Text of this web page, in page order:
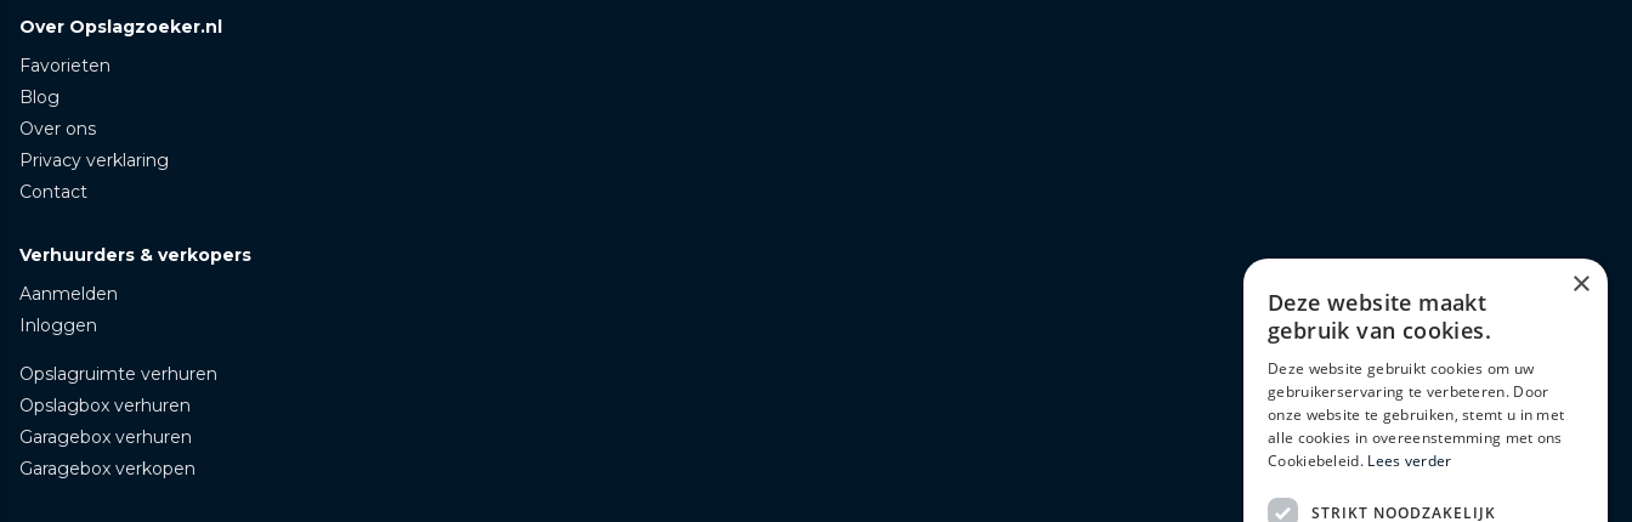
Over Opslagzoeker.nl
Favorieten
Blog
Over ons
Privacy verklaring
Contact
Verhuurders & verkopers
Aanmelden
Inloggen
Opslagruimte verhuren
Opslagbox verhuren
Garagebox verhuren
Garagebox verkopen
×
Deze website maakt
gebruik van cookies.
Deze website gebruikt cookies om uw
gebruikerservaring te verbeteren. Door
onze website te gebruiken, stemt u in met
alle cookies in overeenstemming met ons
Cookiebeleid. Lees verder
STRIKT NOODZAKELIJK